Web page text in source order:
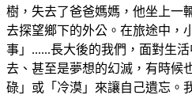
樹，失去了爸爸媽媽，他坐上一
去探望鄉下的外公。在旅途中，
事」......長大後的我們，面對生
去、甚至是夢想的幻滅，有時候
碌」或「冷漠」來讓自己遺忘。